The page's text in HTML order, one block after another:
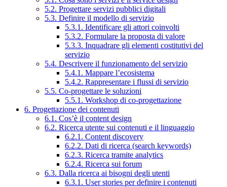
5.2. Progettare servizi pubblici digitali
5.3. Definire il modello di servizio
5.3.1. Identificare gli attori coinvolti
5.3.2. Formulare la proposta di valore
5.3.3. Inquadrare gli elementi costitutivi del
servizio
5.4. Descrivere il funzionamento del servizio
5.4.1. Mappare l’ecosistema
5.4.2. Rappresentare i flussi di servizio
5.5. Co-progettare le soluzioni
5.5.1. Workshop di co-progettazione
6. Progettazione dei contenuti
6.1. Cos’è il content design
6.2. Ricerca utente sui contenuti e il linguaggio
6.2.1. Content discovery
6.2.2. Dati di ricerca (search keywords)
6.2.3. Ricerca tramite analytics
6.2.4. Ricerca sui forum
6.3. Dalla ricerca ai bisogni degli utenti
6.3.1. User stories per definire i contenuti